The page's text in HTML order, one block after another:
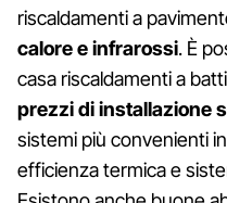
riscaldamenti a
calore e infrarossi. È
casa riscaldamenti a
prezzi di installazione
sistemi più convenienti
efficienza termica e